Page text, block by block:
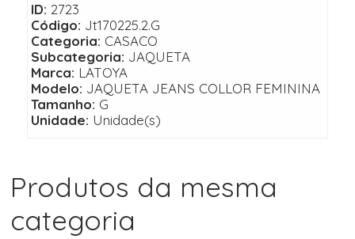
ID: 2723
Código: Jt170225.2.G
Categoria: CASACO
Subcategoria: JAQUETA
Marca: LATOYA
Modelo: JAQUETA JEANS COLLOR FEMININA
Tamanho: G
Unidade: Unidade(s)
Produtos da mesma
categoria